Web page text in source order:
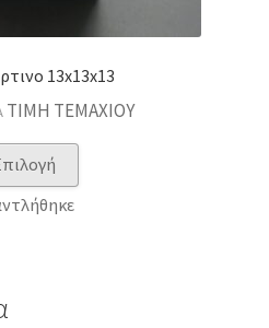
13x13x13
ΤΙΜΗ ΤΕΜΑΧΙΟΥ
το